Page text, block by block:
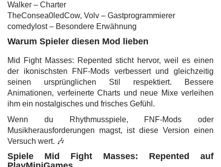
Walker – Charter
TheConsea0ledCow, Volv – Gastprogrammierer
comedylost – Besondere Erwähnung
Warum Spieler diesen Mod lieben
Mid Fight Masses: Repented sticht hervor, weil es einen
der ikonischsten FNF-Mods verbessert und gleichzeitig
seinen ursprünglichen Stil respektiert. Bessere
Animationen, verfeinerte Charts und neue Mixe verleihen
ihm ein nostalgisches und frisches Gefühl.
Wenn du Rhythmusspiele, FNF-Mods oder
Musikherausforderungen magst, ist diese Version einen
Versuch wert. 🎶
Spiele Mid Fight Masses: Repented auf